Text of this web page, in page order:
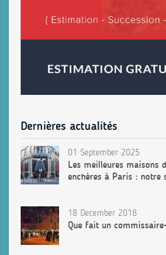
Dernières actualités
01 September 2025
Les meilleures maisons
enchères à Paris : notre
18 December 2018
Que fait un